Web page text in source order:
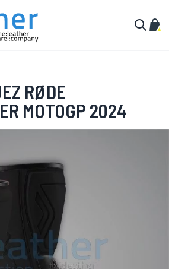
Min
RØDE
MOTOGP 2024